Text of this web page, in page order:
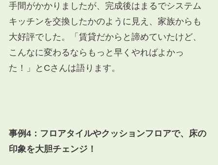
手間がかかりましたが、完成後はまるでシステム
キッチンを交換したかのように見え、家族からも
大好評でした。「賃貸だからと諦めていたけど、
こんなに変わるならもっと早くやればよかっ
た！」とCさんは語ります。
事例4：フロアタイルやクッションフロアで、床の
印象を大胆チェンジ！